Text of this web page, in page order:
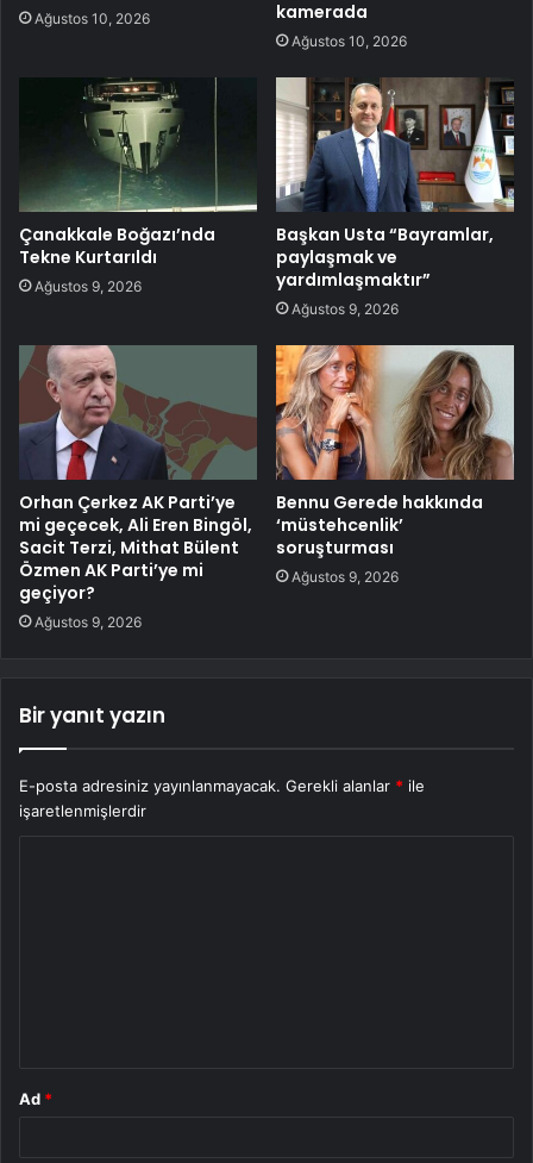
Ağustos 10, 2026
kamerada
Ağustos 10, 2026
Çanakkale Boğazı’nda
Tekne Kurtarıldı
Ağustos 9, 2026
Başkan Usta “Bayramlar,
paylaşmak ve
yardımlaşmaktır”
Ağustos 9, 2026
Orhan Çerkez AK Parti’ye
mi geçecek, Ali Eren Bingöl,
Sacit Terzi, Mithat Bülent
Özmen AK Parti’ye mi
geçiyor?
Ağustos 9, 2026
Bennu Gerede hakkında
‘müstehcenlik’
soruşturması
Ağustos 9, 2026
Bir yanıt yazın
E-posta adresiniz yayınlanmayacak. Gerekli alanlar * ile
işaretlenmişlerdir
Ad *